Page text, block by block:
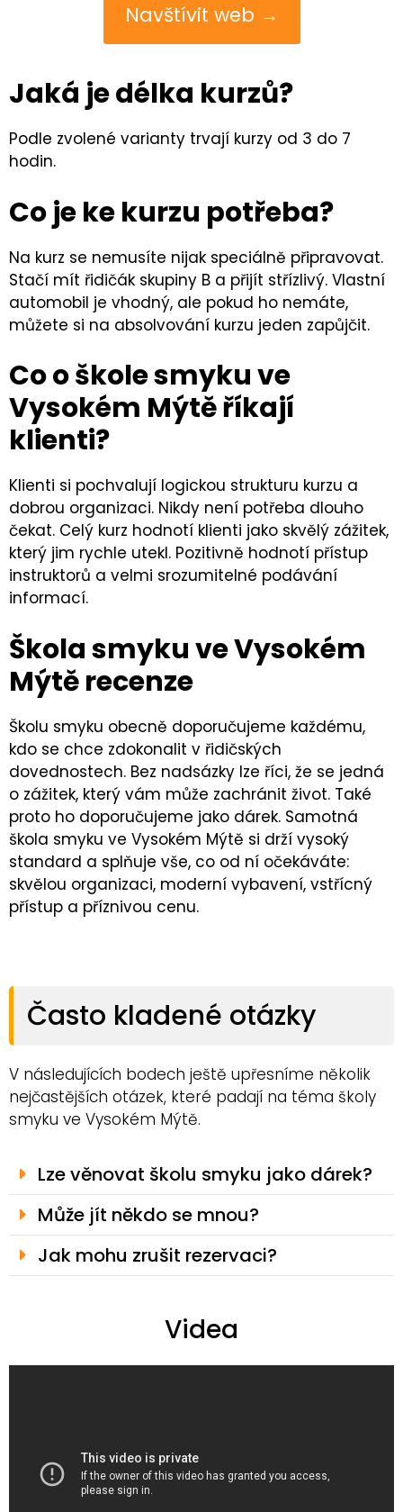
Navštívit web →
Jaká je délka kurzů?
Podle zvolené varianty trvají kurzy od 3 do 7
hodin.
Co je ke kurzu potřeba?
Na kurz se nemusíte nijak speciálně připravovat.
Stačí mít řidičák skupiny B a přijít střízlivý. Vlastní
automobil je vhodný, ale pokud ho nemáte,
můžete si na absolvování kurzu jeden zapůjčit.
Co o škole smyku ve
Vysokém Mýtě říkají
klienti?
Klienti si pochvalují logickou strukturu kurzu a
dobrou organizaci. Nikdy není potřeba dlouho
čekat. Celý kurz hodnotí klienti jako skvělý zážitek,
který jim rychle utekl. Pozitivně hodnotí přístup
instruktorů a velmi srozumitelné podávání
informací.
Škola smyku ve Vysokém
Mýtě recenze
Školu smyku obecně doporučujeme každému,
kdo se chce zdokonalit v řidičských
dovednostech. Bez nadsázky lze říci, že se jedná
o zážitek, který vám může zachránit život. Také
proto ho doporučujeme jako dárek. Samotná
škola smyku ve Vysokém Mýtě si drží vysoký
standard a splňuje vše, co od ní očekáváte:
skvělou organizaci, moderní vybavení, vstřícný
přístup a příznivou cenu.
Často kladené otázky
V následujících bodech ještě upřesníme několik
nejčastějších otázek, které padají na téma školy
smyku ve Vysokém Mýtě.
Lze věnovat školu smyku jako dárek?
Může jít někdo se mnou?
Jak mohu zrušit rezervaci?
Videa